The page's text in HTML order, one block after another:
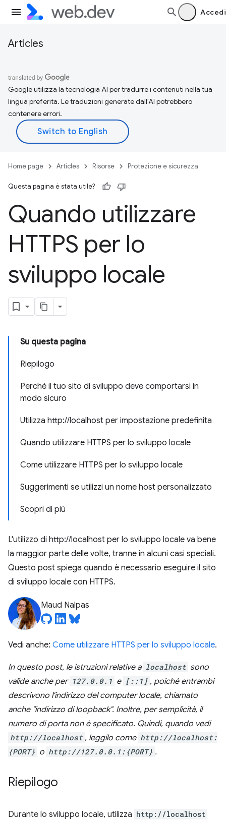
Accedi
Articles
Google utilizza la tecnologia AI per tradurre i contenuti nella tua
lingua preferita. Le traduzioni generate dall'AI potrebbero
contenere errori.
Home page Articles Risorse Protezione e sicurezza
Questa pagina è stata utile?
Quando utilizzare
HTTPS per lo
sviluppo locale
Su questa pagina
Riepilogo
Perché il tuo sito di sviluppo deve comportarsi in
modo sicuro
Utilizza http://localhost per impostazione predefinita
Quando utilizzare HTTPS per lo sviluppo locale
Come utilizzare HTTPS per lo sviluppo locale
Suggerimenti se utilizzi un nome host personalizzato
Scopri di più
L'utilizzo di http://localhost per lo sviluppo locale va bene
la maggior parte delle volte, tranne in alcuni casi speciali.
Questo post spiega quando è necessario eseguire il sito
di sviluppo locale con HTTPS.
Maud Nalpas
Vedi anche: Come utilizzare HTTPS per lo sviluppo locale.
In questo post, le istruzioni relative a localhost sono
valide anche per 127.0.0.1 e [::1] , poiché entrambi
descrivono l'indirizzo del computer locale, chiamato
anche "indirizzo di loopback". Inoltre, per semplicità, il
numero di porta non è specificato. Quindi, quando vedi
http://localhost , leggilo come http://localhost:
{PORT} o http://127.0.0.1:{PORT} .
Riepilogo
Durante lo sviluppo locale, utilizza http://localhost